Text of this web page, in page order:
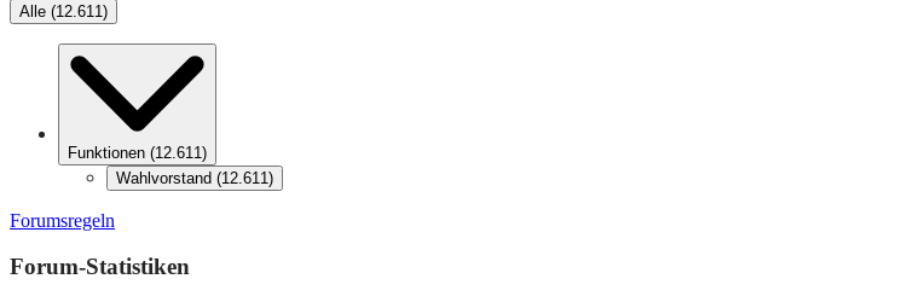
Alle (12.611)
Funktionen (12.611)
Wahlvorstand (12.611)
Forumsregeln
Forum-Statistiken